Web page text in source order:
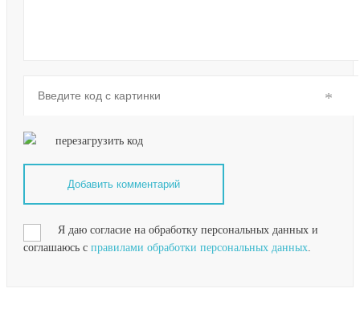
перезагрузить код
Я даю согласие на обработку персональных данных и
соглашаюсь с правилами обработки персональных данных.